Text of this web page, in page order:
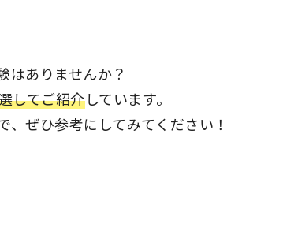
はありませんか？
してご紹介しています。
ぜひ参考にしてみてください！